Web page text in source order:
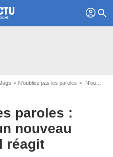
profil search
N'oubliez pas les paroles N'oubliez pas les paroles : Benoît détient un nouveau record inédit ! Il réagit
paroles :
nouveau
réagit